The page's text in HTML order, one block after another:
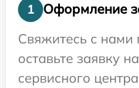
1
Оформление
Свяжитесь с нами
оставьте заявку
сервисного